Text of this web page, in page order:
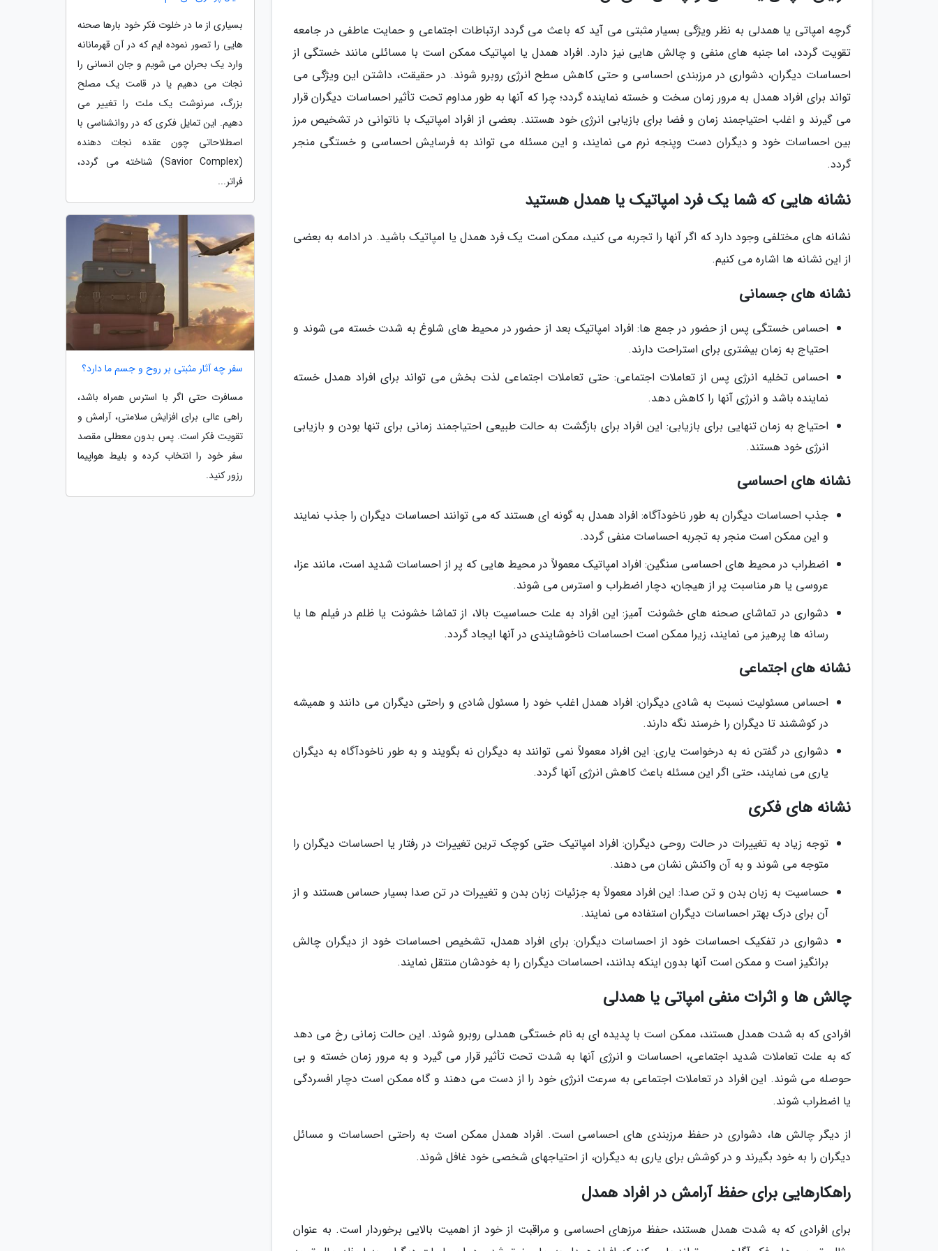
گرچه امپاتی یا همدلی به نظر ویژگی بسیار مثبتی می آید که باعث می گردد ارتباطات اجتماعی و حمایت عاطفی در جامعه
تقویت گردد، اما جنبه های منفی و چالش هایی نیز دارد. افراد همدل یا امپاتیک ممکن است با مسائلی مانند خستگی از
احساسات دیگران، دشواری در مرزبندی احساسی و حتی کاهش سطح انرژی روبرو شوند. در حقیقت، داشتن این ویژگی می
تواند برای افراد همدل به مرور زمان سخت و خسته نماینده گردد؛ چرا که آنها به طور مداوم تحت تأثیر احساسات دیگران قرار
می گیرند و اغلب احتیاجمند زمان و فضا برای بازیابی انرژی خود هستند. بعضی از افراد امپاتیک با ناتوانی در تشخیص مرز
بین احساسات خود و دیگران دست وپنجه نرم می نمایند، و این مسئله می تواند به فرسایش احساسی و خستگی منجر
گردد.
نشانه هایی که شما یک فرد امپاتیک یا همدل هستید
نشانه های مختلفی وجود دارد که اگر آنها را تجربه می کنید، ممکن است یک فرد همدل یا امپاتیک باشید. در ادامه به بعضی
از این نشانه ها اشاره می کنیم.
نشانه های جسمانی
احساس خستگی پس از حضور در جمع ها: افراد امپاتیک بعد از حضور در محیط های شلوغ به شدت خسته می شوند و
احتیاج به زمان بیشتری برای استراحت دارند.
احساس تخلیه انرژی پس از تعاملات اجتماعی: حتی تعاملات اجتماعی لذت بخش می تواند برای افراد همدل خسته
نماینده باشد و انرژی آنها را کاهش دهد.
احتیاج به زمان تنهایی برای بازیابی: این افراد برای بازگشت به حالت طبیعی احتیاجمند زمانی برای تنها بودن و بازیابی
انرژی خود هستند.
نشانه های احساسی
جذب احساسات دیگران به طور ناخودآگاه: افراد همدل به گونه ای هستند که می توانند احساسات دیگران را جذب نمایند
و این ممکن است منجر به تجربه احساسات منفی گردد.
اضطراب در محیط های احساسی سنگین: افراد امپاتیک معمولاً در محیط هایی که پر از احساسات شدید است، مانند عزا،
عروسی یا هر مناسبت پر از هیجان، دچار اضطراب و استرس می شوند.
دشواری در تماشای صحنه های خشونت آمیز: این افراد به علت حساسیت بالا، از تماشا خشونت یا ظلم در فیلم ها یا
رسانه ها پرهیز می نمایند، زیرا ممکن است احساسات ناخوشایندی در آنها ایجاد گردد.
نشانه های اجتماعی
احساس مسئولیت نسبت به شادی دیگران: افراد همدل اغلب خود را مسئول شادی و راحتی دیگران می دانند و همیشه
در کوششند تا دیگران را خرسند نگه دارند.
دشواری در گفتن نه به درخواست یاری: این افراد معمولاً نمی توانند به دیگران نه بگویند و به طور ناخودآگاه به دیگران
یاری می نمایند، حتی اگر این مسئله باعث کاهش انرژی آنها گردد.
نشانه های فکری
توجه زیاد به تغییرات در حالت روحی دیگران: افراد امپاتیک حتی کوچک ترین تغییرات در رفتار یا احساسات دیگران را
متوجه می شوند و به آن واکنش نشان می دهند.
حساسیت به زبان بدن و تن صدا: این افراد معمولاً به جزئیات زبان بدن و تغییرات در تن صدا بسیار حساس هستند و از
آن برای درک بهتر احساسات دیگران استفاده می نمایند.
دشواری در تفکیک احساسات خود از احساسات دیگران: برای افراد همدل، تشخیص احساسات خود از دیگران چالش
برانگیز است و ممکن است آنها بدون اینکه بدانند، احساسات دیگران را به خودشان منتقل نمایند.
چالش ها و اثرات منفی امپاتی یا همدلی
افرادی که به شدت همدل هستند، ممکن است با پدیده ای به نام خستگی همدلی روبرو شوند. این حالت زمانی رخ می دهد
که به علت تعاملات شدید اجتماعی، احساسات و انرژی آنها به شدت تحت تأثیر قرار می گیرد و به مرور زمان خسته و بی
حوصله می شوند. این افراد در تعاملات اجتماعی به سرعت انرژی خود را از دست می دهند و گاه ممکن است دچار افسردگی
یا اضطراب شوند.
از دیگر چالش ها، دشواری در حفظ مرزبندی های احساسی است. افراد همدل ممکن است به راحتی احساسات و مسائل
دیگران را به خود بگیرند و در کوشش برای یاری به دیگران، از احتیاجهای شخصی خود غافل شوند.
راهکارهایی برای حفظ آرامش در افراد همدل
برای افرادی که به شدت همدل هستند، حفظ مرزهای احساسی و مراقبت از خود از اهمیت بالایی برخوردار است. به عنوان
بسیاری از ما در خلوت فکر خود بارها صحنه
هایی را تصور نموده ایم که در آن قهرمانانه
وارد یک بحران می شویم و جان انسانی را
نجات می دهیم یا در قامت یک مصلح
بزرگ، سرنوشت یک ملت را تغییر می
دهیم. این تمایل فکری که در روانشناسی با
اصطلاحاتی چون عقده نجات دهنده
(Savior Complex) شناخته می گردد،
فراتر...
سفر چه آثار مثبتی بر روح و جسم ما دارد؟
مسافرت حتی اگر با استرس همراه باشد،
راهی عالی برای افزایش سلامتی، آرامش و
تقویت فکر است. پس بدون معطلی مقصد
سفر خود را انتخاب کرده و بلیط هواپیما
رزور کنید.